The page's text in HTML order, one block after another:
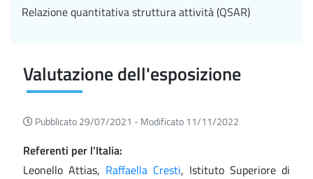
Valutazione dell'esposizione
Pubblicato 29/07/2021 - Modificato 11/11/2022
Referenti per l’Italia:
Leonello Attias, Raffaella Cresti, Istituto Superiore di
Relazione quantitativa struttura attività (QSAR)